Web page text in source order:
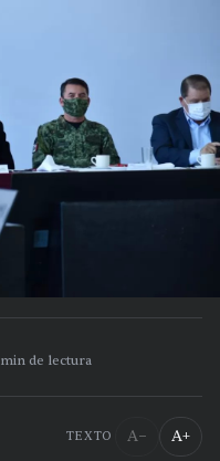
min de lectura
TEXTO A− A+